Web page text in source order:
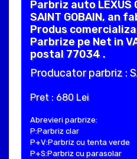
Parbriz auto LEXUS
SAINT GOBAIN, an
Produs
Parbrize pe Net in
postal 77034 .
Producator parbriz :
Pret : 680 Lei
Abrevieri parbrize:
P:Parbriz clar
P+V:Parbriz cu tenta verde
P+S:Parbriz cu parasolar